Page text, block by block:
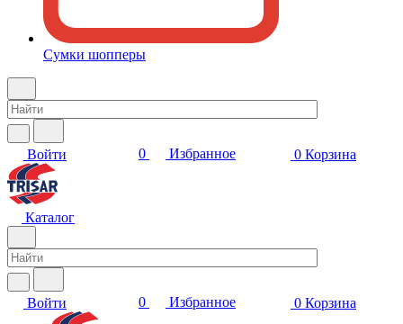
Сумки шопперы
Войти 0 Избранное 0 Корзина
Каталог
Войти 0 Избранное 0 Корзина